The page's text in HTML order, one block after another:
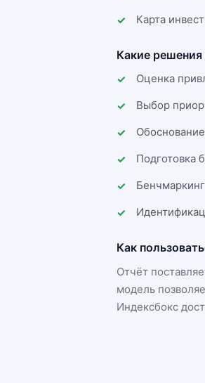
Карта
Какие
Оценка
Выбор
Подготовка
Как
Отчёт
модель
Индексбокс